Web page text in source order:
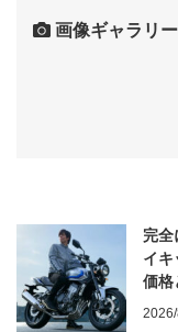
画像ギャラリ
完
イ
価格
2026/